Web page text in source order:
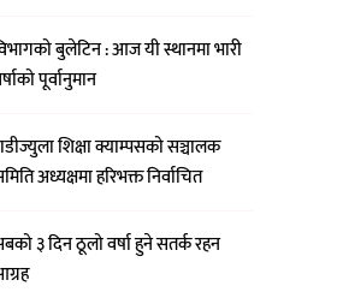
बुलेटिन : आज यी स्थानमा भारी
पूर्वानुमान
शिक्षा क्याम्पसको सञ्चालक
अध्यक्षमा हरिभक्त निर्वाचित
३ दिन ठूलो वर्षा हुने सतर्क रहन